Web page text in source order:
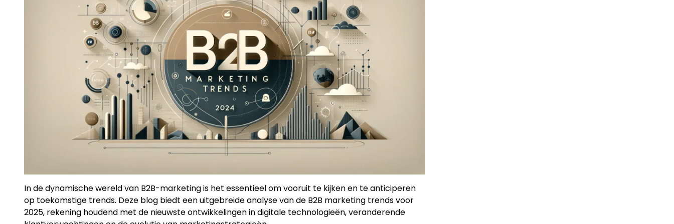
Strategie
Film
In de dynamische wereld van B2B-marketing is het essentieel om vooruit te kijken en te anticiperen
op toekomstige trends. Deze blog biedt een uitgebreide analyse van de B2B marketing trends voor
2025, rekening houdend met de nieuwste ontwikkelingen in digitale technologieën, veranderende